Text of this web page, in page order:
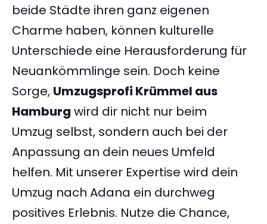
beide Städte ihren ganz eigenen
Charme haben, können kulturelle
Unterschiede eine Herausforderung für
Neuankömmlinge sein. Doch keine
Sorge, Umzugsprofi Krümmel aus
Hamburg wird dir nicht nur beim
Umzug selbst, sondern auch bei der
Anpassung an dein neues Umfeld
helfen. Mit unserer Expertise wird dein
Umzug nach Adana ein durchweg
positives Erlebnis. Nutze die Chance,